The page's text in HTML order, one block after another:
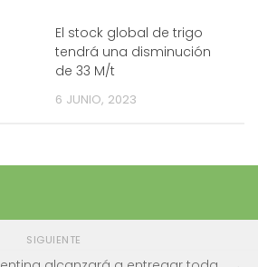
El stock global de trigo
tendrá una disminución
de 33 M/t
6 JUNIO, 2023
SIGUIENTE